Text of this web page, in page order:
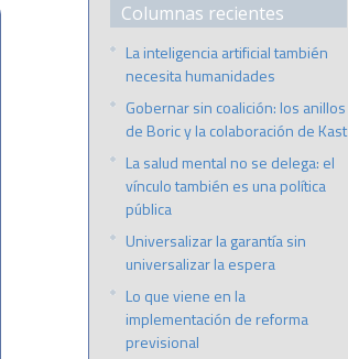
Columnas recientes
La inteligencia artificial también
necesita humanidades
Gobernar sin coalición: los anillos
de Boric y la colaboración de Kast
La salud mental no se delega: el
vínculo también es una política
pública
Universalizar la garantía sin
universalizar la espera
Lo que viene en la
implementación de reforma
previsional